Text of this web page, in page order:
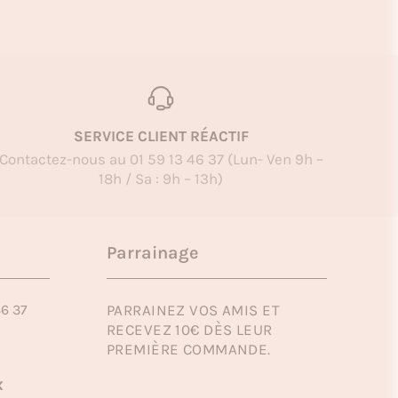
SERVICE CLIENT RÉACTIF
nous au 01 59 13 46 37 (Lun- Ven 9h –
18h / Sa : 9h – 13h)
37
Parrainage
PARRAINEZ VOS AMIS ET
RECEVEZ 10€ DÈS LEUR
PREMIÈRE COMMANDE.